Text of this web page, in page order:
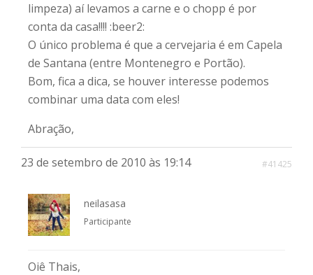
limpeza) aí levamos a carne e o chopp é por
conta da casa!!!! :beer2:
O único problema é que a cervejaria é em Capela
de Santana (entre Montenegro e Portão).
Bom, fica a dica, se houver interesse podemos
combinar uma data com eles!
Abração,
23 de setembro de 2010 às 19:14 #41425
neilasasa
Participante
Oiê Thais,